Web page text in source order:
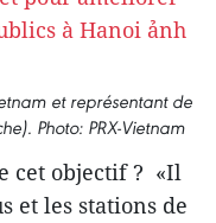
et représentant de
Photo: PRX-Vietnam
cet objectif ? «Il
et les stations de